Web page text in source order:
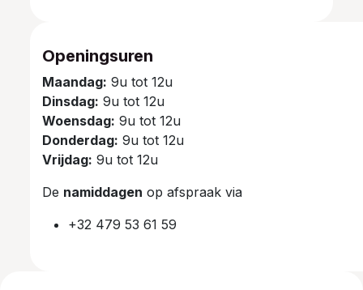
Openingsuren
Maandag: 9u tot 12u
Dinsdag: 9u tot 12u
Woensdag: 9u tot 12u
Donderdag: 9u tot 12u
Vrijdag: 9u tot 12u
De namiddagen op afspraak via
+32 479 53 61 59